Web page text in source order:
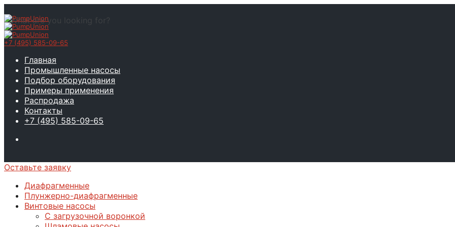
+7 (495) 585-09-65
Главная
Промышленные насосы
Подбор оборудования
Примеры применения
Распродажа
Контакты
+7 (495) 585-09-65
Оставьте заявку
Диафрагменные
Плунжерно-диафрагменные
Винтовые насосы
С загрузочной воронкой
What are you looking for?